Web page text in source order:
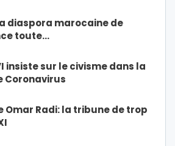
diaspora marocaine de
toute…
insiste sur le civisme dans la
Coronavirus
Radi: la tribune de trop